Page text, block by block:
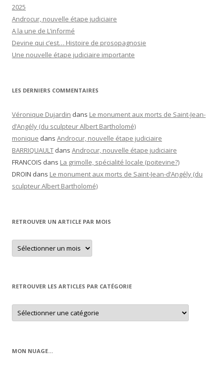
2025
Androcur, nouvelle étape judiciaire
A la une de L’informé
Devine qui c’est… Histoire de prosopagnosie
Une nouvelle étape judiciaire importante
LES DERNIERS COMMENTAIRES
Véronique Dujardin dans Le monument aux morts de Saint-Jean-
d’Angély (du sculpteur Albert Bartholomé)
monique dans Androcur, nouvelle étape judiciaire
BARRIQUAULT dans Androcur, nouvelle étape judiciaire
FRANCOIS dans La grimolle, spécialité locale (poitevine?)
DROIN dans Le monument aux morts de Saint-Jean-d’Angély (du
sculpteur Albert Bartholomé)
RETROUVER UN ARTICLE PAR MOIS
Retrouver
un
article
RETROUVER LES ARTICLES PAR CATÉGORIE
Retrouver
les
articles
MON NUAGE…